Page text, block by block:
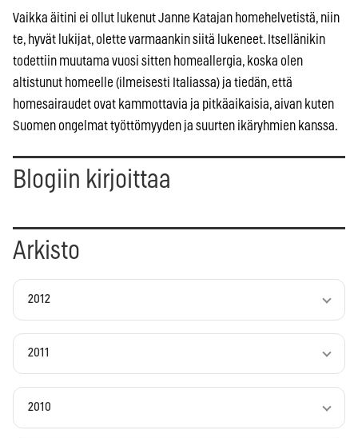
Vaikka äitini ei ollut lukenut Janne Katajan homehelvetistä, niin
te, hyvät lukijat, olette varmaankin siitä lukeneet. Itsellänikin
todettiin muutama vuosi sitten homeallergia, koska olen
altistunut homeelle (ilmeisesti Italiassa) ja tiedän, että
homesairaudet ovat kammottavia ja pitkäaikaisia, aivan kuten
Suomen ongelmat työttömyyden ja suurten ikäryhmien kanssa.
Blogiin kirjoittaa
Arkisto
2012
2011
2010